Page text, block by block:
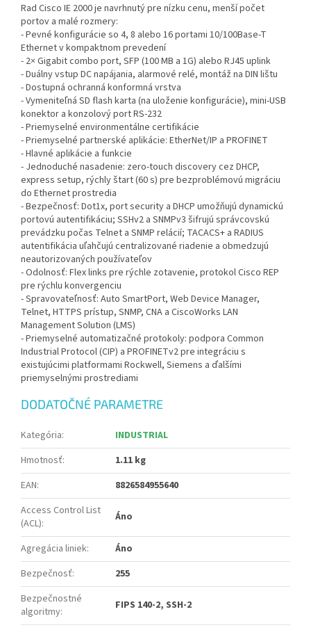
Rad Cisco IE 2000 je navrhnutý pre nízku cenu, menší počet
portov a malé rozmery:
- Pevné konfigurácie so 4, 8 alebo 16 portami 10/100Base-T
Ethernet v kompaktnom prevedení
- 2× Gigabit combo port, SFP (100 MB a 1G) alebo RJ45 uplink
- Duálny vstup DC napájania, alarmové relé, montáž na DIN lištu
- Dostupná ochranná konformná vrstva
- Vymeniteľná SD flash karta (na uloženie konfigurácie), mini-USB
konektor a konzolový port RS-232
- Priemyselné environmentálne certifikácie
- Priemyselné partnerské aplikácie: EtherNet/IP a PROFINET
- Hlavné aplikácie a funkcie
- Jednoduché nasadenie: zero-touch discovery cez DHCP,
express setup, rýchly štart (60 s) pre bezproblémovú migráciu
do Ethernet prostredia
- Bezpečnosť: Dot1x, port security a DHCP umožňujú dynamickú
portovú autentifikáciu; SSHv2 a SNMPv3 šifrujú správcovskú
prevádzku počas Telnet a SNMP relácií; TACACS+ a RADIUS
autentifikácia uľahčujú centralizované riadenie a obmedzujú
neautorizovaných používateľov
- Odolnosť: Flex links pre rýchle zotavenie, protokol Cisco REP
pre rýchlu konvergenciu
- Spravovateľnosť: Auto SmartPort, Web Device Manager,
Telnet, HTTPS prístup, SNMP, CNA a CiscoWorks LAN
Management Solution (LMS)
- Priemyselné automatizačné protokoly: podpora Common
Industrial Protocol (CIP) a PROFINETv2 pre integráciu s
existujúcimi platformami Rockwell, Siemens a ďalšími
priemyselnými prostrediami
DODATOČNÉ PARAMETRE
Kategória:
INDUSTRIAL
Hmotnosť:
1.11 kg
EAN:
8826584955640
Access Control List
(ACL): Áno
Agregácia liniek:
Áno
Bezpečnosť:
255
Bezpečnostné
algoritmy: FIPS 140-2, SSH-2